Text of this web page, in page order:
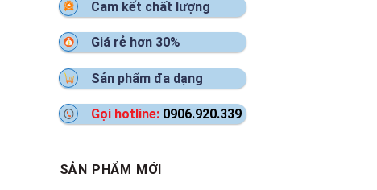
Cam kết chất lượng
Giá rẻ hơn 30%
Sản phẩm đa dạng
Gọi hotline: 0906.920.339
SẢN PHẨM MỚI